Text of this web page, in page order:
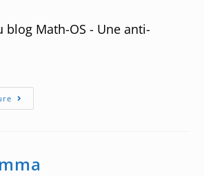
blog Math-OS - Une anti-
Challenge
87